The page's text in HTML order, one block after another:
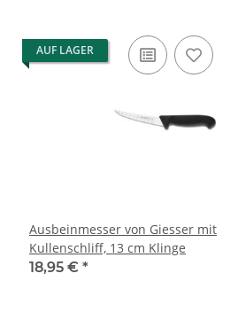
AUF LAGER
Ausbeinmesser von Giesser mit
Kullenschliff, 13 cm Klinge
18,95 € *